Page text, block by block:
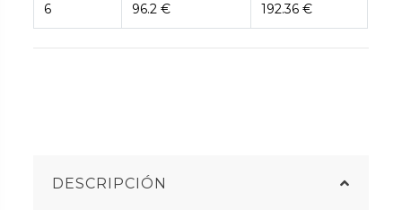
6 96.2 € 192.36 €
DESCRIPCIÓN